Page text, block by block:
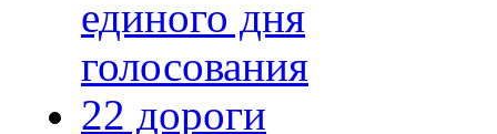
единого дня
голосования
22 дороги